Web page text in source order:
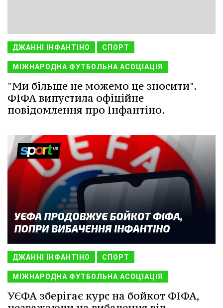
ДЖАННІ ІНФАНТІНО СПОРТ
МІЖНАРОДНА ФУТБОЛЬНА АСОЦІАЦІЯ
"Ми більше не можемо це зносити".
ФІФА випустила офіційне
повідомлення про Інфантіно.
ДЖАННІ ІНФАНТІНО СПОРТ
МІЖНАРОДНА ФУТБОЛЬНА АСОЦІАЦІЯ
УЄФА зберігає курс на бойкот ФІФА,